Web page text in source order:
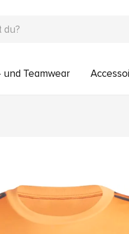
und Teamwear